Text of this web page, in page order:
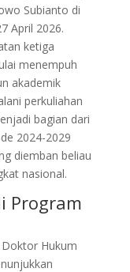
Subianto di
April 2026.
ketiga
menempuh
akademik
perkuliahan
bagian dari
2024-2029
diemban beliau
nasional.
Program
Hukum